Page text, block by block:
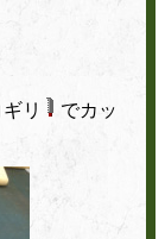
リ
でカッ